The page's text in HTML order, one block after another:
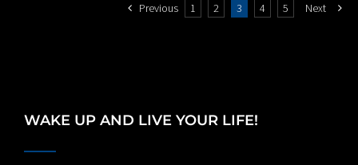
Previous 1 2 3 4 5 Next
WAKE UP AND LIVE YOUR LIFE!